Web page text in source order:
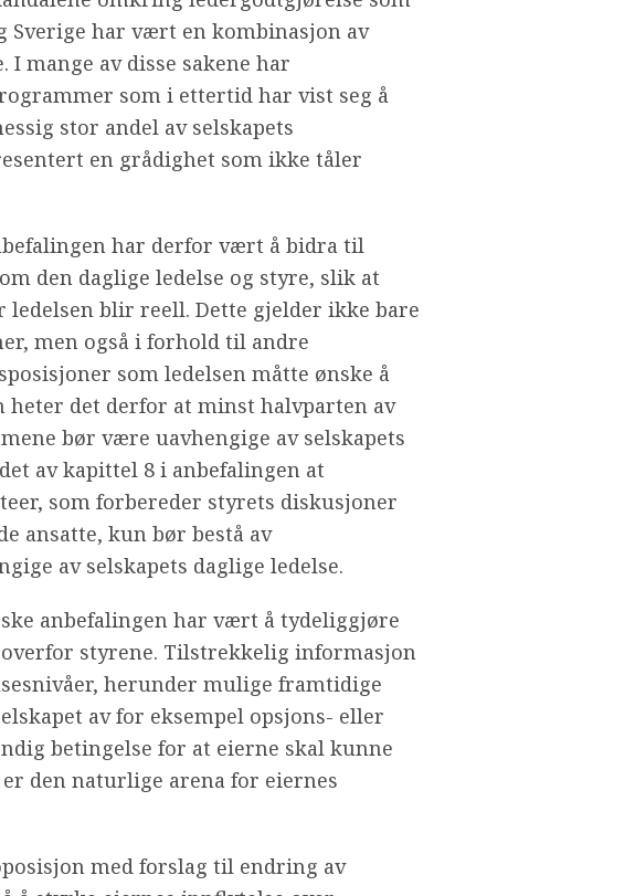
Sverige har vært en kombinasjon av
I mange av disse sakene har
som i ettertid har vist seg å
stor andel av selskapets
en grådighet som ikke tåler
har derfor vært å bidra til
den daglige ledelse og styre, slik at
blir reell. Dette gjelder ikke bare
men også i forhold til andre
som ledelsen måtte ønske å
heter det derfor at minst halvparten av
bør være uavhengige av selskapets
av kapittel 8 i anbefalingen at
som forbereder styrets diskusjoner
ansatte, kun bør bestå av
av selskapets daglige ledelse.
anbefalingen har vært å tydeliggjøre
styrene. Tilstrekkelig informasjon
herunder mulige framtidige
av for eksempel opsjons- eller
betingelse for at eierne skal kunne
den naturlige arena for eiernes
med forslag til endring av